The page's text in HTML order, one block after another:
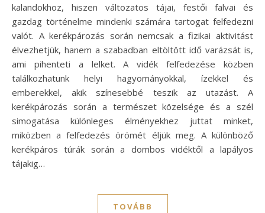
kalandokhoz, hiszen változatos tájai, festői falvai és
gazdag történelme mindenki számára tartogat felfedezni
valót. A kerékpározás során nemcsak a fizikai aktivitást
élvezhetjük, hanem a szabadban eltöltött idő varázsát is,
ami pihenteti a lelket. A vidék felfedezése közben
találkozhatunk helyi hagyományokkal, ízekkel és
emberekkel, akik színesebbé teszik az utazást. A
kerékpározás során a természet közelsége és a szél
simogatása különleges élményekhez juttat minket,
miközben a felfedezés örömét éljük meg. A különböző
kerékpáros túrák során a dombos vidéktől a lapályos
tájakig…
TOVÁBB